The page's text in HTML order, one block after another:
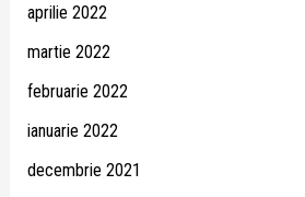
aprilie 2022
martie 2022
februarie 2022
ianuarie 2022
decembrie 2021